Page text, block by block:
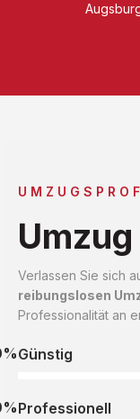
Verlassen Sie sich
reibungslosen
Professionalität an
Günstig
Professionell